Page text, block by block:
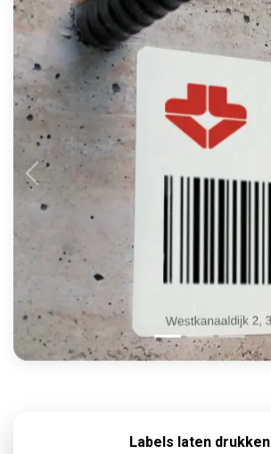
Labels laten drukken